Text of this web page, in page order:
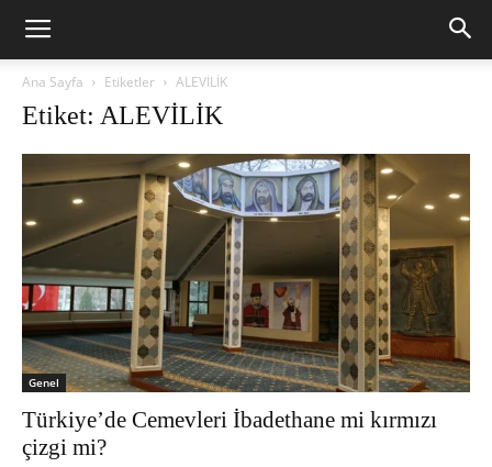
Ana Sayfa Etiketler ALEVİLİK
Etiket: ALEVİLİK
Genel
Türkiye’de Cemevleri İbadethane mi kırmızı
çizgi mi?